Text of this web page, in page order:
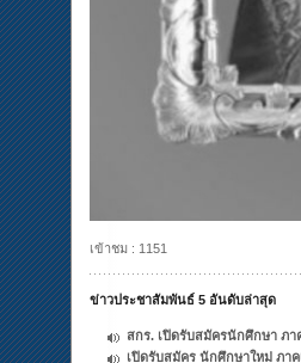
เข้าชม : 1151
ข่าวประชาสัมพันธ์ 5 อันดับล่าสุด
สกร. เปิดรับสมัครนักศึกษา ภา
เปิดรับสมัคร นักศึกษาใหม่ ภาค